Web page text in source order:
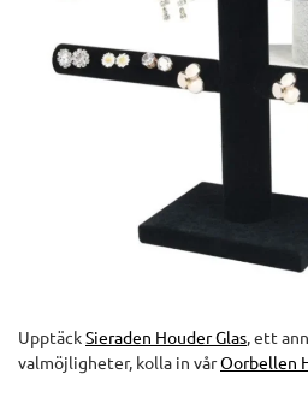
UpptäckSieraden Houder Glas, ett
valmöjligheter, kolla in vårOorbellen